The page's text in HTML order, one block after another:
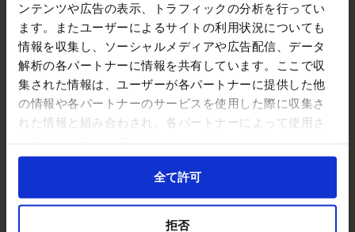
ンテンツや広告の表示、トラフィックの分析を行ってい
ます。またユーザーによるサイトの利用状況についても
情報を収集し、ソーシャルメディアや広告配信、データ
解析の各パートナーに情報を共有しています。ここで収
集された情報は、ユーザーが各パートナーに提供した他
の情報や各パートナーのサービスを使用した際に収集さ
れた情報と組み合わされ、各パートナーによって使用さ
全て許可
拒否
現在位置からナビゲート
お問い合わせ